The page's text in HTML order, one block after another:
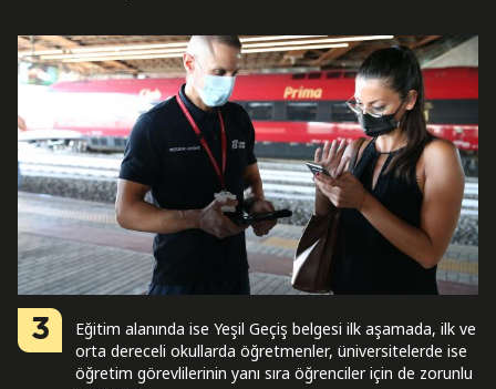
3
Eğitim alanında ise Yeşil Geçiş belgesi ilk aşamada, ilk ve
orta dereceli okullarda öğretmenler, üniversitelerde ise
öğretim görevlilerinin yanı sıra öğrenciler için de zorunlu